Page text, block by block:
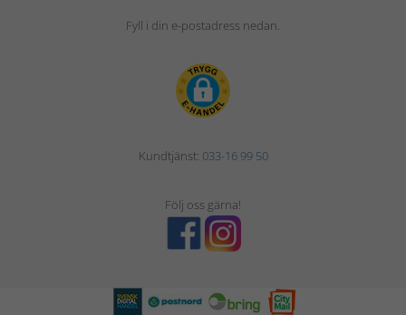
Fyll i din e-postadress nedan.
Kundtjänst: 033-16 99 50
Följ oss gärna!